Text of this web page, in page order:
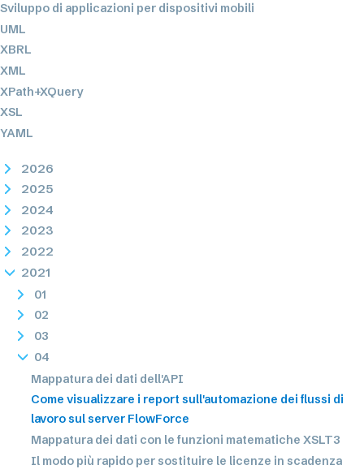
Sviluppo di applicazioni per dispositivi mobili
UML
XBRL
XML
XPath+XQuery
XSL
YAML
2026
2025
2024
2023
2022
2021
01
02
03
04
Mappatura dei dati dell'API
Come visualizzare i report sull'automazione dei flussi di
lavoro sul server FlowForce
Mappatura dei dati con le funzioni matematiche XSLT3
Il modo più rapido per sostituire le licenze in scadenza